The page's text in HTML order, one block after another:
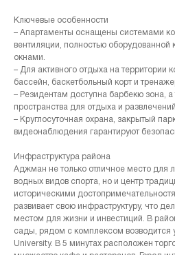
Ключевые особенности
– Апартаменты оснащены системами
вентиляции, полностью
окнами.
– Для активного отдыха на территории
бассейн, баскетбольный корт и
– Резидентам доступна барбекю зона,
пространства для отдыха и развлечений.
– Круглосуточная охрана, закрытый
видеонаблюдения гарантируют
Инфраструктура района
Аджман не только отличное место для
водных видов спорта, но и центр
историческими
развивает свою инфраструктуру, что
местом для жизни и инвестиций. В
сады, рядом с комплексом возводится
University. В 5 минутах расположен